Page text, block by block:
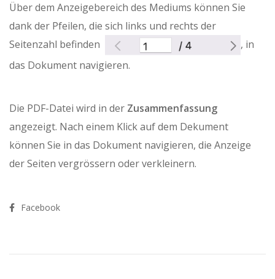
Über dem Anzeigebereich des Mediums können Sie
dank der Pfeilen, die sich links und rechts der
Seitenzahl befinden
, in
das Dokument navigieren.
Die PDF-Datei wird in der Zusammenfassung
angezeigt. Nach einem Klick auf dem Dekument
können Sie in das Dokument navigieren, die Anzeige
der Seiten vergrössern oder verkleinern.
Facebook